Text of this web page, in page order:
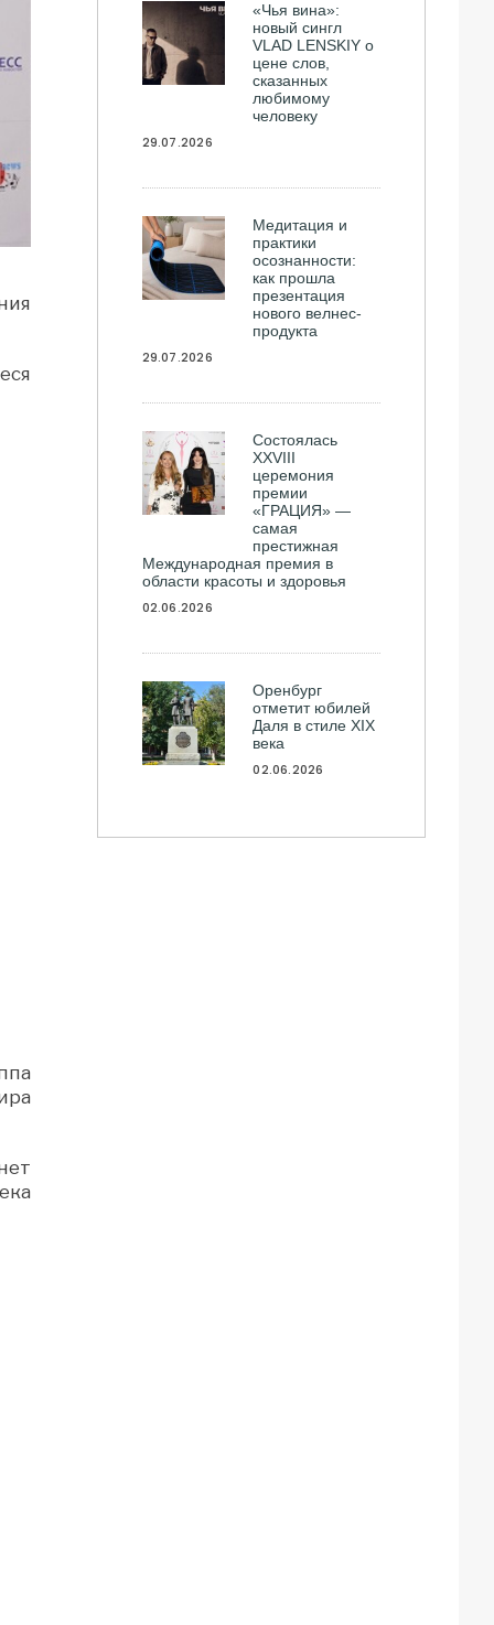
«Чья вина»:
новый сингл
VLAD LENSKIY о
цене слов,
сказанных
любимому
человеку
29.07.2026
Медитация и
практики
осознанности:
как прошла
презентация
нового велнес-
продукта
29.07.2026
Состоялась
ХXVIII
церемония
премии
«ГРАЦИЯ» —
самая
престижная
Международная премия в
области красоты и здоровья
02.06.2026
Оренбург
отметит юбилей
Даля в стиле XIX
века
02.06.2026